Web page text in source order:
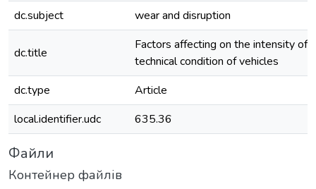
dc.subject
wear and disruption
dc.title
Factors affecting on the intensity of
technical condition of vehicles
dc.type
Article
local.identifier.udc
635.36
Файли
Контейнер файлів